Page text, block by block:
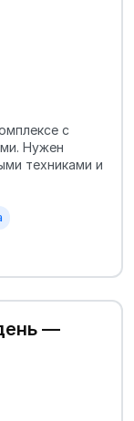
с
Нужен
техниками и
—